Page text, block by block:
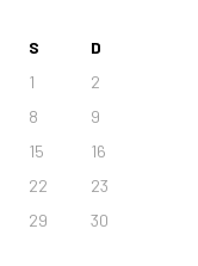
S
D
1
2
8
9
15
16
22
23
29
30